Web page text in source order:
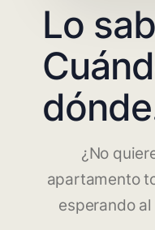
Lo
¿No
apartamento
esperando